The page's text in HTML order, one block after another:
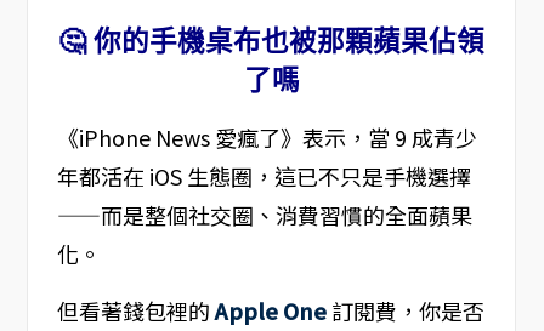
🤔 你的手機桌布也被那顆蘋果佔領
了嗎
《iPhone News 愛瘋了》表示，當 9 成青少
年都活在 iOS 生態圈，這已不只是手機選擇
——而是整個社交圈、消費習慣的全面蘋果
化。
但看著錢包裡的Apple One訂閱費，你是否